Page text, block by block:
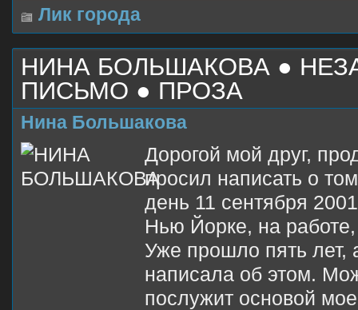
Лик города
НИНА БОЛЬШАКОВА ●
ПИСЬМО ● ПРОЗА
Нина Большакова
Дорогой мой друг,
просил написать о
день 11 сентября
Нью Йорке, на работе,
Уже прошло пять лет,
написала об этом.
послужит основой